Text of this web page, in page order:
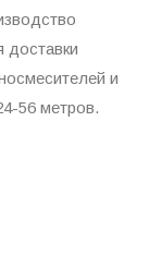
доставки
и
56 метров.